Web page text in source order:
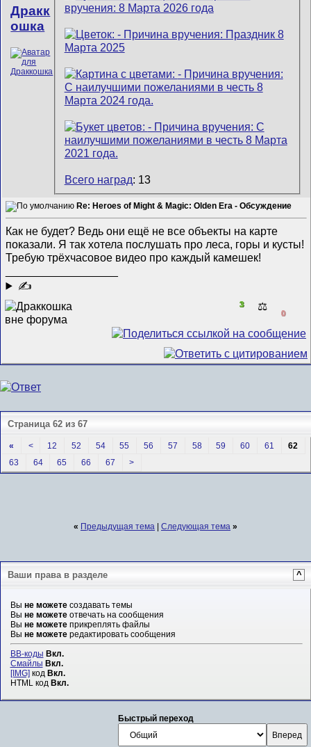
Дракк
ошка
Всего наград: 13
Re: Heroes of Might & Magic: Olden Era - Обсуждение
Как не будет? Ведь они ещё не все объекты на карте
показали. Я так хотела послушать про леса, горы и кусты!
Требую трёхчасовое видео про каждый камешек!
✍
3 ⚖️
0
Страница 62 из 67
« < 12 52 54 55 56 57 58 59 60 61
62
63
64 65 66 67 >
« Предыдущая тема | Следующая тема »
Ваши права в разделе ^
Вы не можетесоздавать темы
Вы не можетеотвечать на сообщения
Вы не можетеприкреплять файлы
Вы не можетередактировать сообщения
BB-коды Вкл.
Смайлы Вкл.
[IMG] код Вкл.
HTML код Вкл.
Быстрый переход